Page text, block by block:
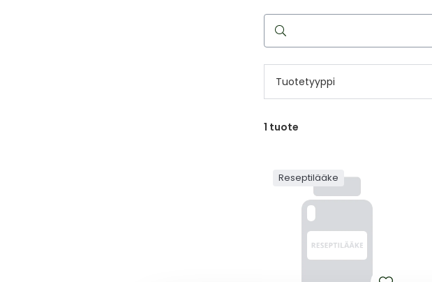
Hae
reseptilääkettä
Tuotetyyppi
1 tuote
Reseptilääke